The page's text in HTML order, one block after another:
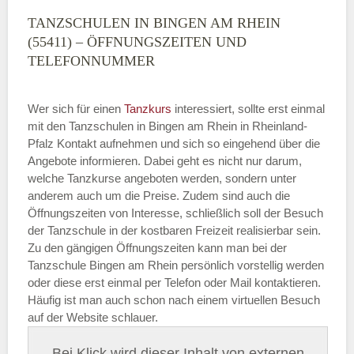
TANZSCHULEN IN BINGEN AM RHEIN
(55411) – ÖFFNUNGSZEITEN UND
TELEFONNUMMER
Wer sich für einen Tanzkurs interessiert, sollte erst einmal
mit den Tanzschulen in Bingen am Rhein in Rheinland-
Pfalz Kontakt aufnehmen und sich so eingehend über die
Angebote informieren. Dabei geht es nicht nur darum,
welche Tanzkurse angeboten werden, sondern unter
anderem auch um die Preise. Zudem sind auch die
Öffnungszeiten von Interesse, schließlich soll der Besuch
der Tanzschule in der kostbaren Freizeit realisierbar sein.
Zu den gängigen Öffnungszeiten kann man bei der
Tanzschule Bingen am Rhein persönlich vorstellig werden
oder diese erst einmal per Telefon oder Mail kontaktieren.
Häufig ist man auch schon nach einem virtuellen Besuch
auf der Website schlauer.